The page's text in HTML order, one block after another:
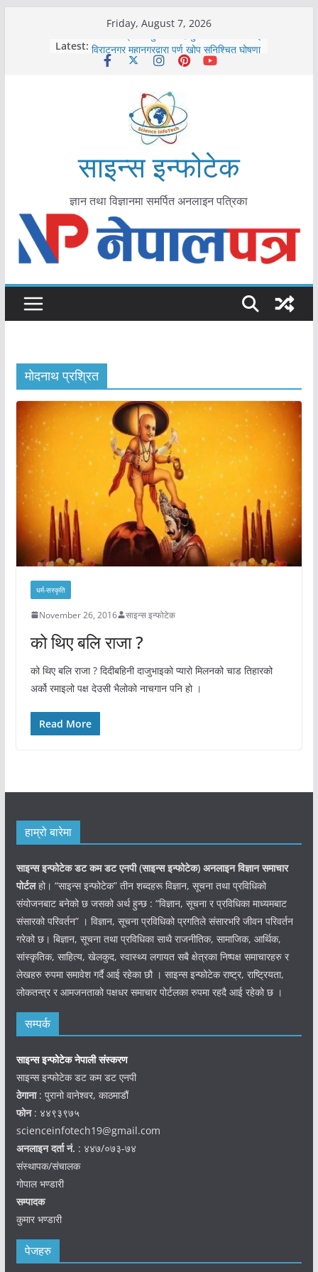
Friday, August 7, 2026
Latest:
कोरोना संक्रमण पुष्टिपछि दार्चुलाका सीमामा कडाइ
विराटनगर महानगरद्वारा पूर्ण खोप सुनिश्चित घोषणा
तयारी
आयुर्वेद चिकित्सा प्रणालीको भूमिका महत्वपूर्ण छ :
मुख्यमन्त्री शाह
काभ्रेपलाञ्चोकमा आयुर्वेद स्वास्थ्योपचारतर्फ
साइन्स इन्फोटेक
ज्ञान तथा विज्ञानमा समर्पित अनलाइन पत्रिका
मोदनाथ प्रश्रित
धर्म-सस्कृति
November 26, 2016 साइन्स इन्फोटेक
को थिए बलि राजा ?
को थिए बलि राजा ? दिदीबहिनी दाजुभाइको प्यारो मिलनको चाड तिहारको
अर्को रमाइलो पक्ष देउसी भैलोको नाचगान पनि हो ।
Read More
हाम्रो बारेमा
साइन्स इन्फोटेक डट कम डट एनपी (साइन्सइन्फोटेक) अनलाइन विज्ञान समाचार
पोर्टलहो। “साइन्स इन्फोटेक” तीन शब्दहरू विज्ञान, सूचना तथा प्रविधिको
संयोजनबाट बनेको छ जसको अर्थ हुन्छ : “विज्ञान, सूचना र प्रविधिका माध्यमबाट
संसारको परिवर्तन” । विज्ञान, सूचना प्रविधिको प्रगतिले संसारभरि जीवन परिवर्तन
गरेको छ। बिज्ञान, सूचना तथा प्रविधिका साथै राजनीतिक, सामाजिक, आर्थिक,
सांस्कृतिक, साहित्य, खेलकुद, स्वास्थ्य लगायत सबै क्षेत्रका निष्पक्ष समाचारहरु र
लेखहरु रुपमा समावेश गर्दै आई रहेका छौ । साइन्स इन्फोटेक राष्ट्र, राष्ट्रियता,
लोकतन्त्र र आमजनताको पक्षधर समाचार पोर्टलका रुपमा रहदै आई रहेको छ ।
सम्पर्क
साइन्स इन्फोटेक नेपाली संस्करण
साइन्स इन्फोटेक डट कम डट एनपी
ठेगाना: पुरानो वानेश्वर, काठमाडौं
फोन: ४४९३९७५
scienceinfotech19@gmail.com
अनलाइन दर्ता नं. : ४४७/०७३-७४
संस्थापक/संचालक
गोपाल भण्डारी
सम्पादक
कुमार भण्डारी
पेजहरु